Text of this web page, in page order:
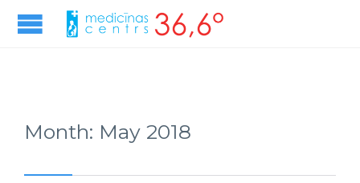
Month: May 2018